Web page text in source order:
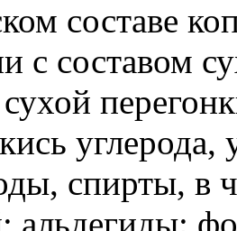
составе
с составом
углерода,
спирты, в